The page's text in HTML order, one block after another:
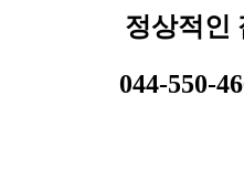
정상적인
044-550-